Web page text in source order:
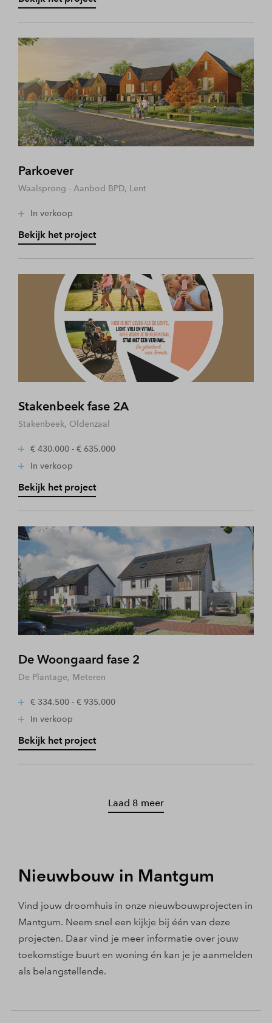
Parkoever
Waalsprong - Aanbod BPD, Lent
In verkoop
Bekijk het project
Stakenbeek fase 2A
Stakenbeek, Oldenzaal
€ 430.000 - € 635.000
In verkoop
Bekijk het project
De Woongaard fase 2
De Plantage, Meteren
€ 334.500 - € 935.000
In verkoop
Bekijk het project
Laad 8 meer
Nieuwbouw in Mantgum
Vind jouw droomhuis in onze nieuwbouwprojecten in
Mantgum. Neem snel een kijkje bij één van deze
projecten. Daar vind je meer informatie over jouw
toekomstige buurt en woning én kan je je aanmelden
als belangstellende.